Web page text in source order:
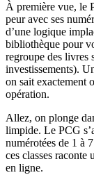
À première vue, le
peur avec ses
d’une logique
bibliothèque pour
regroupe des livres
investissements).
on sait exactement
opération.
Allez, on plonge
limpide. Le PCG
numérotées de 1 à
ces classes
en ligne.